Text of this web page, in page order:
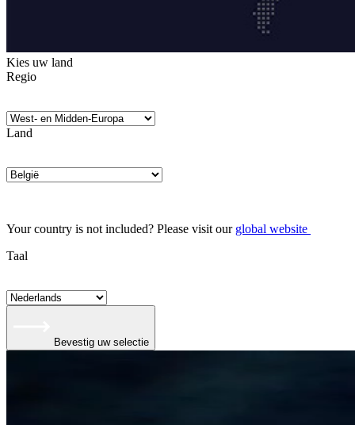
Kies uw land
Regio
Land
Your country is not included? Please visit our global website
Taal
Bevestig uw selectie